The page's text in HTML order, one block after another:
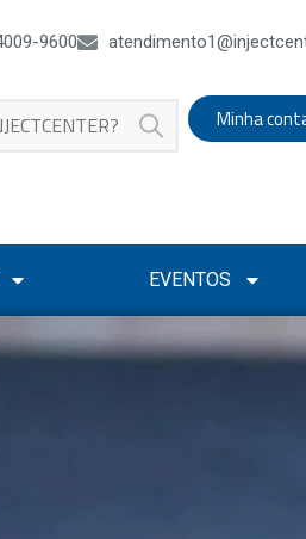
9600
Minha
EVENTOS